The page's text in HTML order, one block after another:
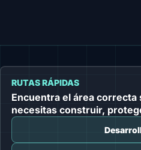
RUTAS RÁPIDAS
Encuentra el área correcta
necesitas construir,